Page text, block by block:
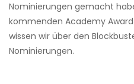
Nominierungen gemacht
kommenden Academy
wissen wir über den
Nominierungen.